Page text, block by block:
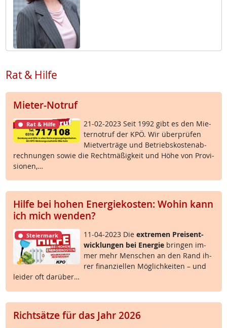
Rat & Hilfe
Mieter-Notruf
Rat & Hilfe
21-02-2023 Seit 1992 gibt es den Mie­
ter­no­t­ruf der KPÖ. Wir über­prü­fen
Miet­ver­trä­ge und Be­triebs­kos­ten­ab­
rech­nun­gen so­wie die Recht­mä­ß­ig­keit und Höhe von Pro­vi­
sio­nen,…
Hilfe bei hohen Energiekosten: Wohin kann
ich mich wenden?
Steiermark 11-04-2023 Die ex­t­re­men Preis­ent­
wick­lun­gen bei En­er­giebrin­gen im­
mer mehr Men­schen an den Rand ih­
rer fi­nan­zi­el­len Mög­lich­kei­ten – und
lei­der oft dar­über…
Richtsätze für das Jahr 2026